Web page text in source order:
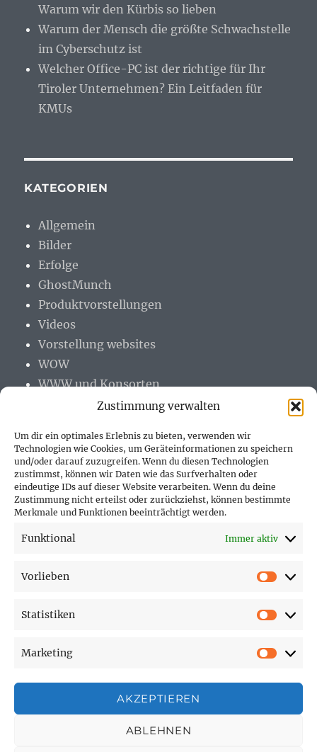
Zustimmung verwalten
Um dir ein optimales Erlebnis zu bieten, verwenden wir
Technologien wie Cookies, um Geräteinformationen zu speichern
und/oder darauf zuzugreifen. Wenn du diesen Technologien
zustimmst, können wir Daten wie das Surfverhalten oder
eindeutige IDs auf dieser Website verarbeiten. Wenn du deine
Zustimmung nicht erteilst oder zurückziehst, können bestimmte
Merkmale und Funktionen beeinträchtigt werden.
Funktional Immer aktiv
Vorlieben
Statistiken
Marketing
AKZEPTIEREN
ABLEHNEN
Warum wir den Kürbis so lieben
Warum der Mensch die größte Schwachstelle
im Cyberschutz ist
Welcher Office-PC ist der richtige für Ihr
Tiroler Unternehmen? Ein Leitfaden für
KMUs
KATEGORIEN
Allgemein
Bilder
Erfolge
GhostMunch
Produktvorstellungen
Videos
Vorstellung websites
WOW
WWW und Konsorten
PARTNER (LINKS)
Hofer Technik GmbH
Sonne und Erde
SEITEN
Affiliate Disclosure
Datenschutzerklärung
Impressum